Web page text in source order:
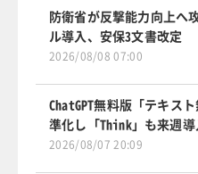
防衛省が反撃能力向上へ
ル導入、安保3文書改定
2026/08/08 07:00
ChatGPT無料版「テキス
準化し「Think」も来週導
2026/08/07 20:09